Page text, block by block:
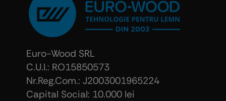
Euro-Wood SRL
C.U.I.: RO15850573
Nr.Reg.Com.: J2003001965224
Capital Social: 10.000 lei